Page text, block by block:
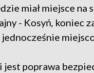
miał miejsce
- Kosyń, koniec
poprawa